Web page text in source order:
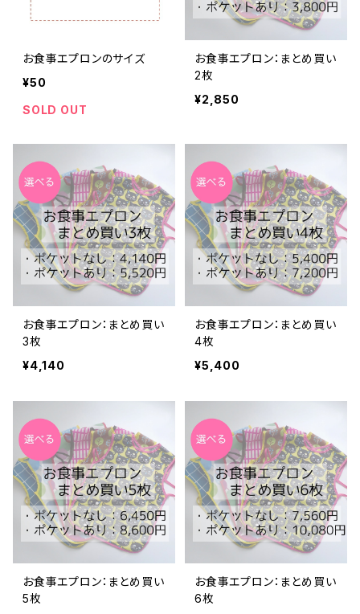
お食事エプロンのサイズ
¥50
SOLD OUT
お食事エプロン：まとめ買い
2枚
¥2,850
お食事エプロン：まとめ買い
3枚
¥4,140
お食事エプロン：まとめ買い
4枚
¥5,400
お食事エプロン：まとめ買い
5枚
お食事エプロン：まとめ買い
6枚